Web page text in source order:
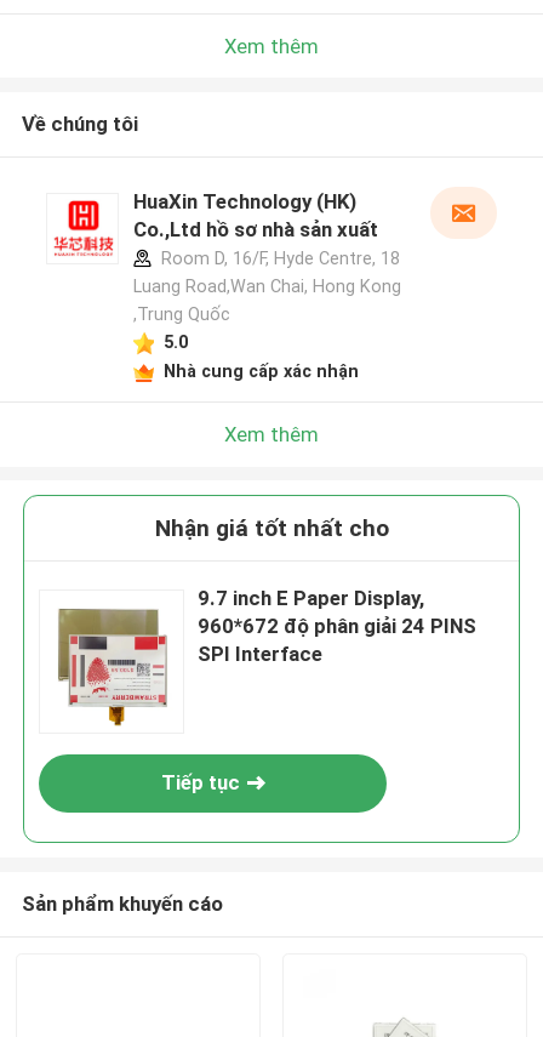
Xem thêm
Về chúng tôi
HuaXin Technology (HK)
Co.,Ltd hồ sơ nhà sản xuất
Room D, 16/F, Hyde Centre, 18
Luang Road,Wan Chai, Hong Kong
,Trung Quốc
5.0
Nhà cung cấp xác nhận
Xem thêm
Nhận giá tốt nhất cho
9.7 inch E Paper Display,
960*672 độ phân giải 24 PINS
SPI Interface
Tiếp tục
Sản phẩm khuyến cáo